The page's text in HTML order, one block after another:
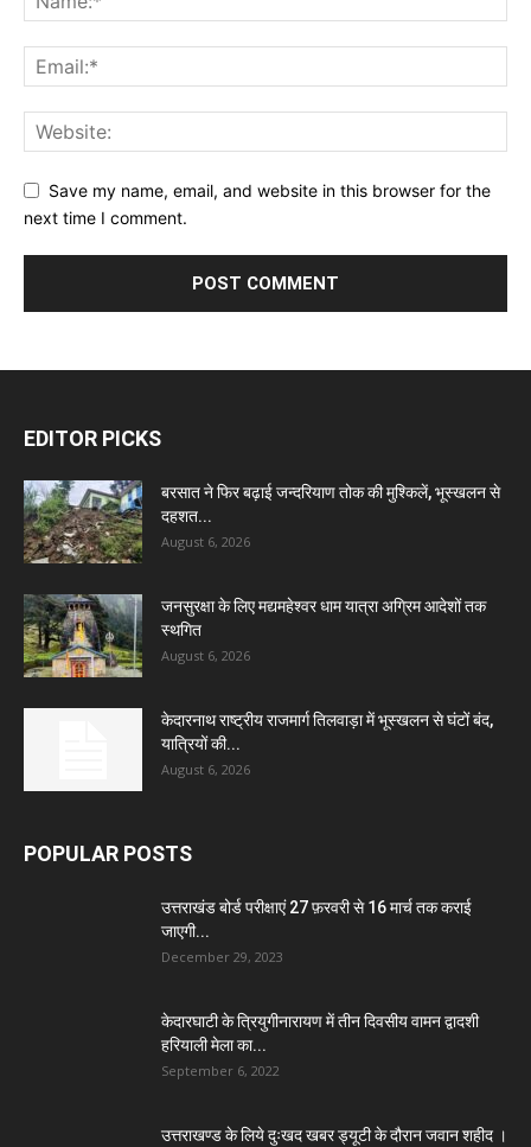
Save my name, email, and website in this browser for the
next time I comment.
EDITOR PICKS
बरसात ने फिर बढ़ाई जन्दरियाण तोक की मुश्किलें, भूस्खलन से
दहशत...
August 6, 2026
जनसुरक्षा के लिए मद्यमहेश्वर धाम यात्रा अग्रिम आदेशों तक
स्थगित
August 6, 2026
केदारनाथ राष्ट्रीय राजमार्ग तिलवाड़ा में भूस्खलन से घंटों बंद,
यात्रियों की...
August 6, 2026
POPULAR POSTS
उत्तराखंड बोर्ड परीक्षाएं 27 फ़रवरी से 16 मार्च तक कराई
जाएगी...
December 29, 2023
केदारघाटी के त्रियुगीनारायण में तीन दिवसीय वामन द्वादशी
हरियाली मेला का...
September 6, 2022
उत्तराखण्ड के लिये दुःखद खबर ड्यूटी के दौरान जवान शहीद ।